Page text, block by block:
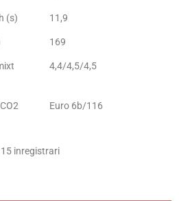
(s) 11,9
169
4,4/4,5/4,5
Euro 6b/116
inregistrari